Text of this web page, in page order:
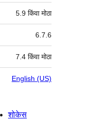
5.9 किंवा मोठा
6.7.6
7.4 किंवा मोठा
English (US)
शोकेस